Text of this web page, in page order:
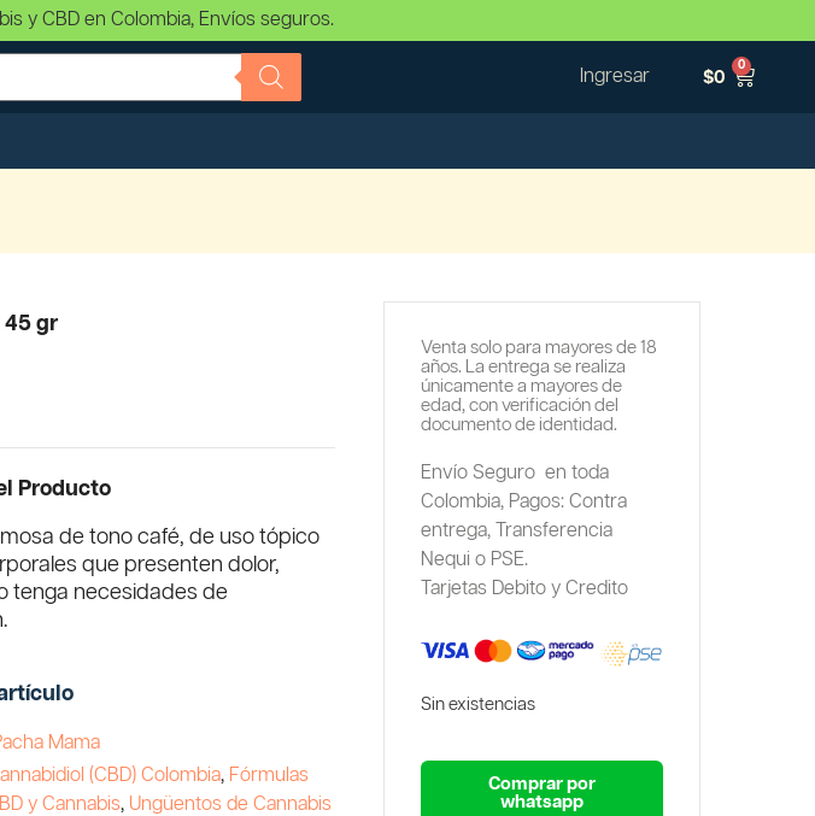
y CBD en Colombia, Envíos seguros.
Ingresar $0
0
45 gr
Producto
de tono café, de uso tópico
que presenten dolor,
tenga necesidades de
Mama
(CBD) Colombia, Fórmulas
y Cannabis, Ungüentos de Cannabis
Venta solo para mayores de 18
años. La entrega se realiza
únicamente a mayores de
edad, con verificación del
documento de identidad.
Envío Seguro en toda
Colombia, Pagos: Contra
entrega,
Transferencia
Nequi o PSE.
Tarjetas Debito y Credito
Sin existencias
Comprar por
whatsapp